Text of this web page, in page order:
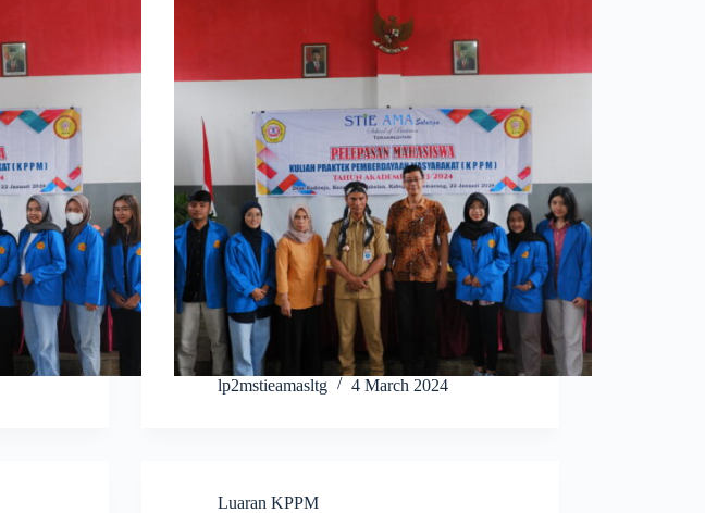
lp2mstieamasltg 4 March 2024
Luaran KPPM